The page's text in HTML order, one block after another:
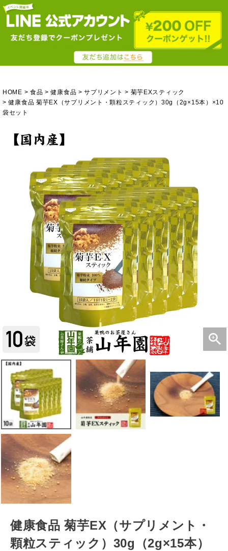
HOME 食品 健康食品 サプリメント
菊芋EXスティック
健康食品 菊芋EX（サプリメント・顆粒スティック）30g（2g×15本）×10
袋セット
健康食品 菊芋EX（サプリメント・
顆粒スティック）30g（2g×15本）